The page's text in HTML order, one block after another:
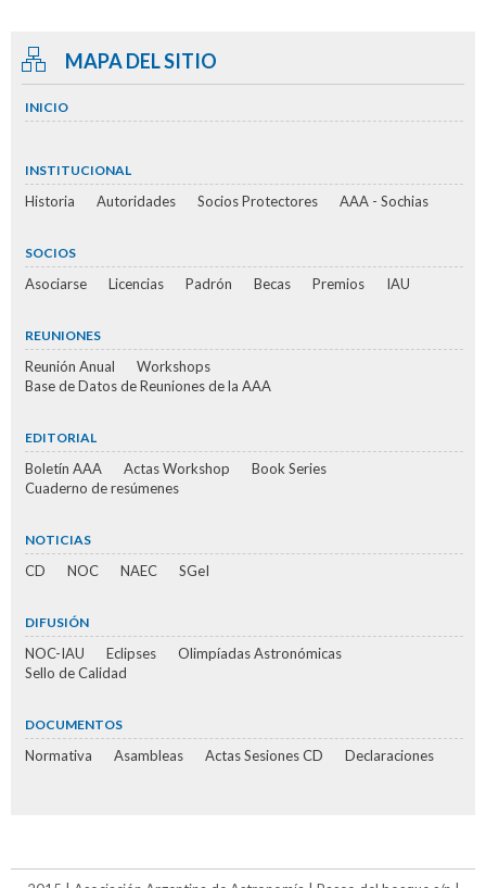
MAPA DEL SITIO
INICIO
INSTITUCIONAL
Historia Autoridades Socios Protectores AAA - Sochias
SOCIOS
Asociarse Licencias Padrón Becas Premios IAU
REUNIONES
Reunión Anual
Workshops
Base de Datos de Reuniones de la AAA
EDITORIAL
Boletín AAA Actas Workshop
Book Series
Cuaderno de resúmenes
NOTICIAS
CD NOC NAEC SGeI
DIFUSIÓN
NOC-IAU Eclipses
Olimpíadas Astronómicas
Sello de Calidad
DOCUMENTOS
Normativa Asambleas Actas Sesiones CD Declaraciones